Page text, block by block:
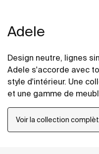
Adele
Design neutre, lignes
Adele s'accorde avec
style d'intérieur. Une
et une gamme de
parfait pour renouveler
avec la certitude que
temps.
Voir la collection